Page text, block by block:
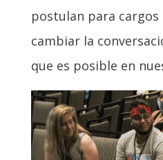
postulan para
cambiar la
que es posible en